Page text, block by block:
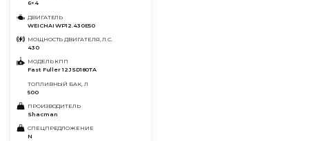
6×4
ДВИГАТЕЛЬ
WEICHAI WP12.430E50
МОЩНОСТЬ ДВИГАТЕЛЯ, Л.С.
430
МОДЕЛЬ КПП
Fast Fuller 12JSD180TA
ТОПЛИВНЫЙ БАК, Л
500
ПРОИЗВОДИТЕЛЬ
Shacman
СПЕЦПРЕДЛОЖЕНИЕ
N